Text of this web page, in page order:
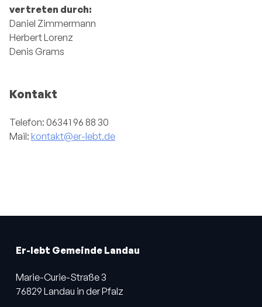
vertreten durch:
Daniel Zimmermann
Herbert Lorenz
Denis Grams
Kontakt
Telefon: 06341 96 88 30
Mail: kontakt@er-lebt.de
Er-lebt Gemeinde Landau
Marie-Curie-Straße 3
76829 Landau in der Pfalz